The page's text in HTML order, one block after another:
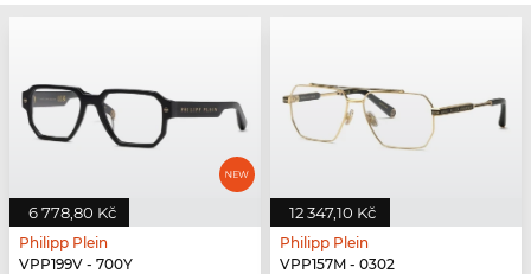
6 778,80 Kč
Philipp Plein
VPP199V - 700Y
12 347,10 Kč
Philipp Plein
VPP157M - 0302